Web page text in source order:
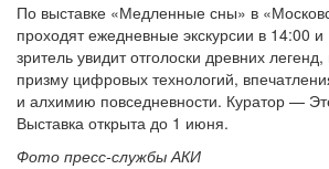
По выставке «Медленные сны» в
проходят ежедневные экскурсии в 14:00
зритель увидит отголоски древних
призму цифровых технологий,
и алхимию повседневности. Куратор —
Выставка открыта до 1 июня.
Фото пресс-службы АКИ